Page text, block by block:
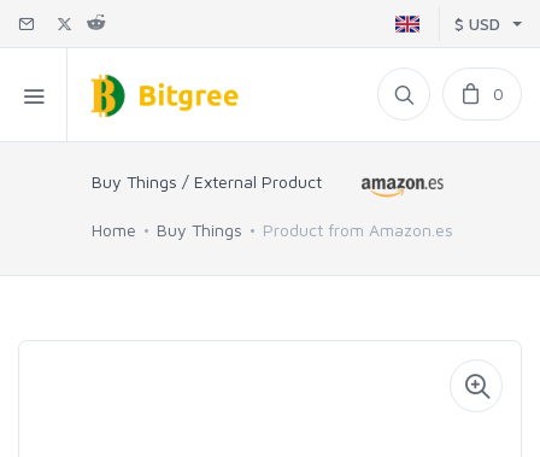
$ USD
0
Buy Things / External Product
Home Buy Things Product from Amazon.es